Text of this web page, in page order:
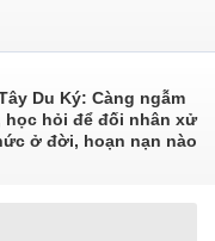
Du Ký: Càng ngẫm
học hỏi để đối nhân xử
ở đời, hoạn nạn nào